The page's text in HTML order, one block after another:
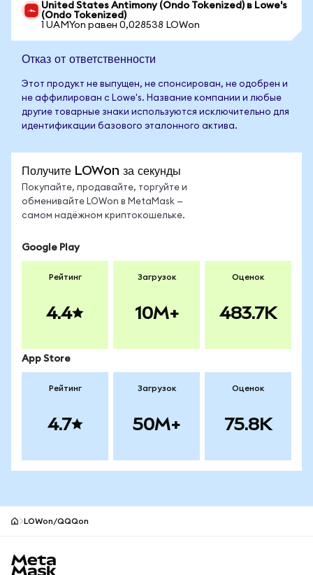
United States Antimony (Ondo Tokenized) в Lowe's
(Ondo Tokenized)
1 UAMYon равен 0,028538 LOWon
Отказ от ответственности
Этот продукт не выпущен, не спонсирован, не одобрен и
не аффилирован с Lowe's. Название компании и любые
другие товарные знаки используются исключительно для
идентификации базового эталонного актива.
Получите LOWon за секунды
Покупайте, продавайте, торгуйте и
обменивайте LOWon в MetaMask —
самом надёжном криптокошельке.
Google Play
Рейтинг
4.4
Загрузок
10M+
Оценок
483.7K
App Store
Рейтинг
4.7
Загрузок
50M+
Оценок
75.8K
LOWon/QQQon